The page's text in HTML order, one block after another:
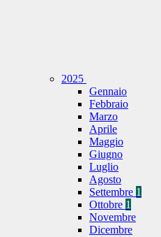
2025
Gennaio
Febbraio
Marzo
Aprile
Maggio
Giugno
Luglio
Agosto
Settembre 1
Ottobre 1
Novembre
Dicembre